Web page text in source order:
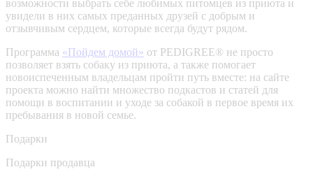
возможности выбрать себе любимых питомцев из приюта и
увидели в них самых преданных друзей с добрым и
отзывчивым сердцем, которые всегда будут рядом.
Программа «Пойдем домой» от PEDIGREE® не просто
позволяет взять собаку из приюта, а также помогает
новоиспеченным владельцам пройти путь вместе: на сайте
проекта можно найти множество подкастов и статей для
помощи в воспитании и уходе за собакой в первое время их
пребывания в новой семье.
Подарки
Подарки продавца